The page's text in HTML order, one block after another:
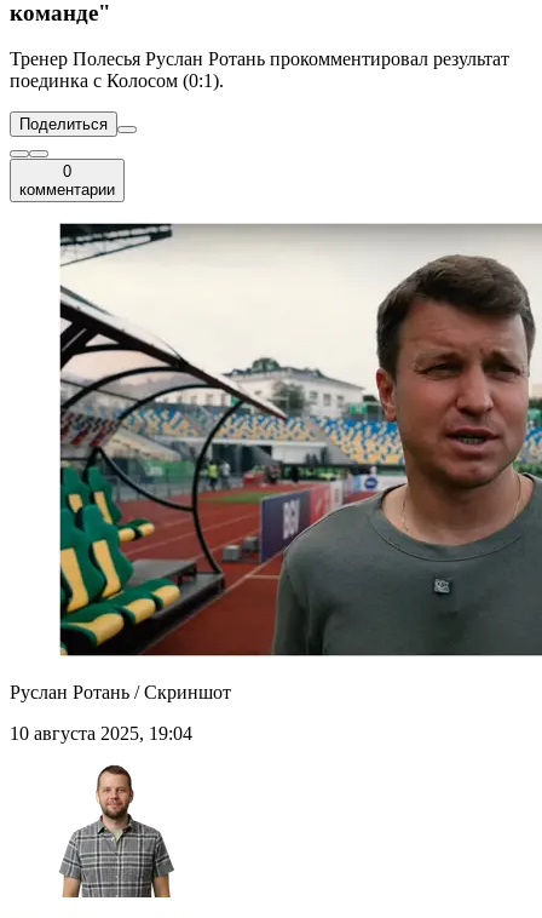
команде"
Тренер Полесья Руслан Ротань прокомментировал результат
поединка с Колосом (0:1).
Поделиться
0
комментарии
Руслан Ротань / Скриншот
10 августа 2025, 19:04